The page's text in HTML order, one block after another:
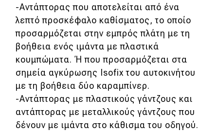
Συμβουλές
Χρηστικά
Συμβουλές
ΚΤΕΟ
Οδική βοήθεια
-Αντάπτορας που αποτελείται από ένα
λεπτό προσκέφαλο καθίσματος, το οποίο
προσαρμόζεται στην εμπρός πλάτη με τη
βοήθεια ενός ιμάντα με πλαστικά
κουμπώματα. Ή που προσαρμόζεται στα
σημεία αγκύρωσης Isofix του αυτοκινήτου
με τη βοήθεια δύο καραμπίνερ.
-Αντάπτορας με πλαστικούς γάντζους και
αντάπτορας με μεταλλικούς γάντζους που
δένουν με ιμάντα στο κάθισμα του οδηγού.